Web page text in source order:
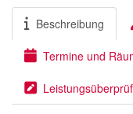
Beschreibung
Termine und